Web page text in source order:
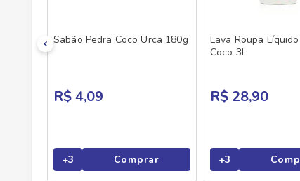
Sabão Pedra Coco Urca 180g
R$ 4,09
+3 Comprar
Lava Roupa
Coco 3L
R$ 28,90
+3